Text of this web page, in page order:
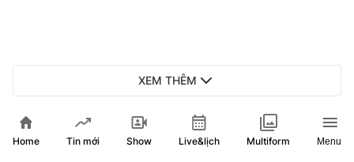
XEM THÊM
Home Tin mới Show Live&lịch Multiform Menu